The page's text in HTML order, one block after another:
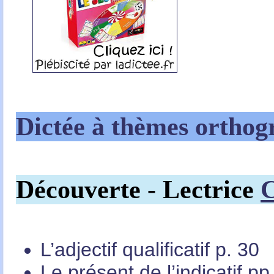
Dictée à thèmes
Découverte - Lectrice
L’adjectif qualificatif p. 30